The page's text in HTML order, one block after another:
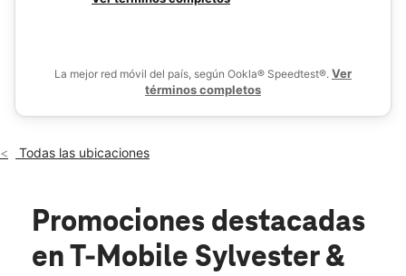
10:00 a.m. a 7:00 p.m.
La mejor red móvil del país, según Ookla® Speedtest®. Ver
términos completos
Todas las ubicaciones
Promociones destacadas
en T-Mobile Sylvester &